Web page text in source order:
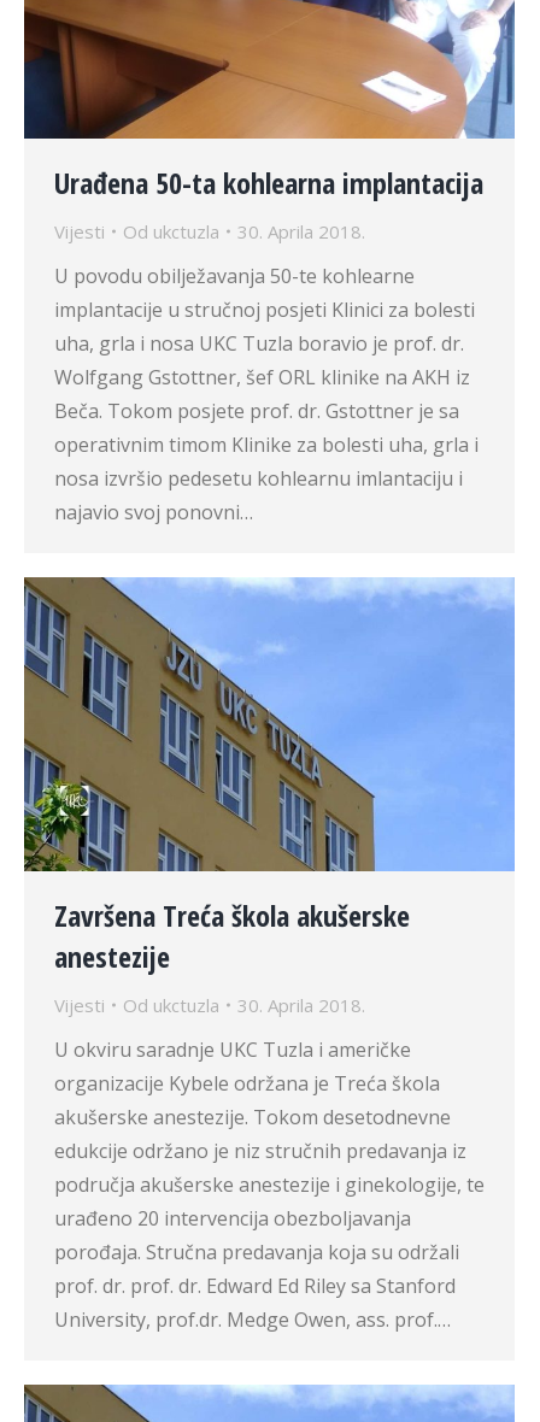
Urađena 50-ta kohlearna implantacija
Vijesti Od ukctuzla 30. Aprila 2018.
U povodu obilježavanja 50-te kohlearne
implantacije u stručnoj posjeti Klinici za bolesti
uha, grla i nosa UKC Tuzla boravio je prof. dr.
Wolfgang Gstottner, šef ORL klinike na AKH iz
Beča. Tokom posjete prof. dr. Gstottner je sa
operativnim timom Klinike za bolesti uha, grla i
nosa izvršio pedesetu kohlearnu imlantaciju i
najavio svoj ponovni…
Završena Treća škola akušerske
anestezije
Vijesti Od ukctuzla 30. Aprila 2018.
U okviru saradnje UKC Tuzla i američke
organizacije Kybele održana je Treća škola
akušerske anestezije. Tokom desetodnevne
edukcije održano je niz stručnih predavanja iz
područja akušerske anestezije i ginekologije, te
urađeno 20 intervencija obezboljavanja
porođaja. Stručna predavanja koja su održali
prof. dr. prof. dr. Edward Ed Riley sa Stanford
University, prof.dr. Medge Owen, ass. prof.…